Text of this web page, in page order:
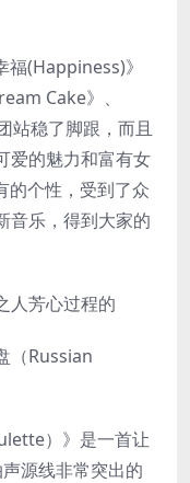
(Happiness)》
Cake》、
站稳了脚跟，而且
爱的魅力和富有女
的个性，受到了众
音乐，得到大家的
人芳心过程的
（Russian
）》是一首让
源线非常突出的